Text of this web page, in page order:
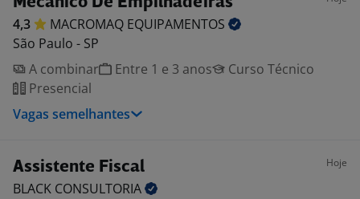
4,3 MACROMAQ EQUIPAMENTOS
São Paulo - SP
A combinar
Entre 1 e 3 anos
Curso Técnico
Presencial
Vagas semelhantes
Assistente Fiscal Hoje
BLACK CONSULTORIA